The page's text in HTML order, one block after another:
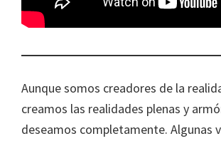
Aunque somos creadores de la
creamos las realidades plenas y
deseamos completamente. Algunas